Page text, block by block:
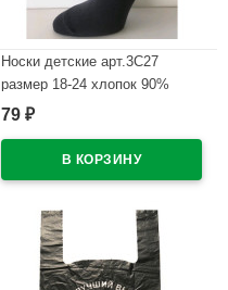
Носки детские арт.3С27
размер 18-24 хлопок 90%
полиамид 7% эластан 3%
(Юстатекс)
79 ₽